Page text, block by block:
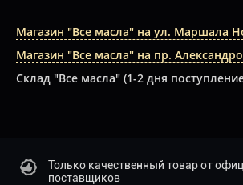
Склад "Все масла" (1-2 дня
Только качественный товар от
поставщиков